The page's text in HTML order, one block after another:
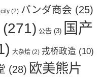
(2) パンダ商会 (25)
(271) 公告(3) 国产
大杂烩(2) 戎桥政造 (10)
(28) 欧美熊片